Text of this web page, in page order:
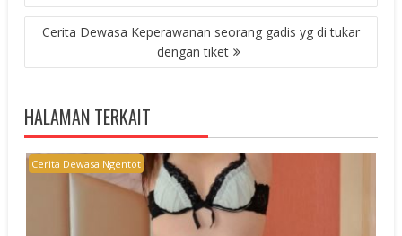
Cerita Dewasa Keperawanan seorang gadis yg di tukar
dengan tiket
HALAMAN TERKAIT
Cerita Dewasa Ngentot